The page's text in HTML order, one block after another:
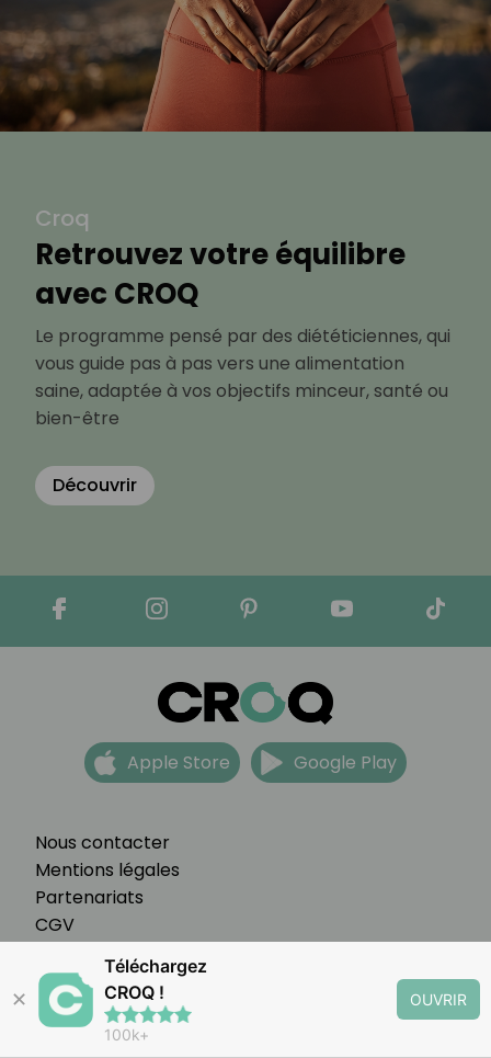
Croq
Retrouvez votre équilibre
avec CROQ
Le programme pensé par des diététiciennes, qui
vous guide pas à pas vers une alimentation
saine, adaptée à vos objectifs minceur, santé ou
bien-être
Découvrir
Nous contacter
Mentions légales
Partenariats
CGV
Préférences cookies
Apple Store Google Play
✕
Téléchargez
CROQ !
100k+
OUVRIR